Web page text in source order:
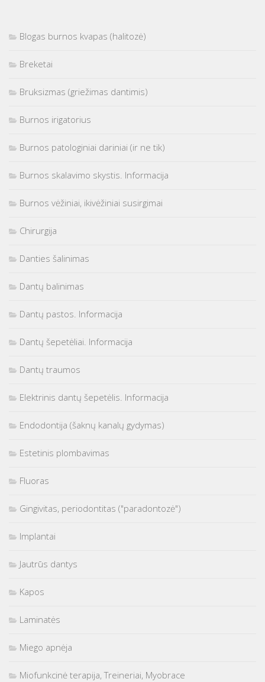
Blogas burnos kvapas (halitozė)
Breketai
Bruksizmas (griežimas dantimis)
Burnos irigatorius
Burnos patologiniai dariniai (ir ne tik)
Burnos skalavimo skystis. Informacija
Burnos vėžiniai, ikivėžiniai susirgimai
Chirurgija
Danties šalinimas
Dantų balinimas
Dantų pastos. Informacija
Dantų šepetėliai. Informacija
Dantų traumos
Elektrinis dantų šepetėlis. Informacija
Endodontija (šaknų kanalų gydymas)
Estetinis plombavimas
Fluoras
Gingivitas, periodontitas ("paradontozė")
Implantai
Jautrūs dantys
Kapos
Laminatės
Miego apnėja
Miofunkcinė terapija, Treineriai, Myobrace